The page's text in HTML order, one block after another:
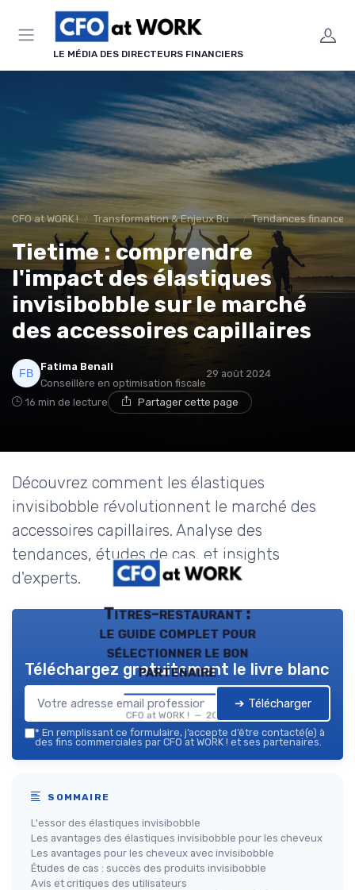
LE MÉDIA DES DIRECTEURS FINANCIERS
CFO at WORK ! Transformation & Enjeux Business Tendances finance
Tietime : comprendre
l'impact des élastiques
invisibobble sur le marché
des accessoires capillaires
Fatima Benali
Conseillère en optimisation fiscale
29 août 2024
16 min de lecture Partager cette page
Découvrez comment les élastiques
invisibobble révolutionnent le marché des
accessoires capillaires. Analyse des
tendances, études de cas, et insights
d'experts.
Titres-restaurant :
le guide complet pour
sélectionner le bon
partenaire
CFO at WORK ! — 2026
Téléchargez gratuitement le livre blanc
➔ Télécharger
* En remplissant ce formulaire, j’accepte d’être contacté(e) à
des fins commerciales par CFO at WORK ! et ses partenaires.
SOMMAIRE
L'essor des élastiques invisibobble
Les avantages des élastiques invisibobble pour les cheveux
Les avantages pour les cheveux avec invisibobble
Études de cas : succès des produits invisibobble
Avis et critiques des utilisateurs
Panneau de gestion des cookies